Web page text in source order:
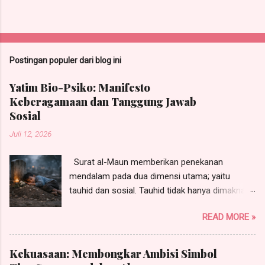
Postingan populer dari blog ini
Yatim Bio-Psiko: Manifesto
Keberagamaan dan Tanggung Jawab
Sosial
Juli 12, 2026
Surat al-Maun memberikan penekanan
mendalam pada dua dimensi utama; yaitu
tauhid dan sosial. Tauhid tidak hanya dimaknai
tetapi juga sebagai fondasi moral yang
menuntun perilaku manusia dalam kehidupan
sehari-hari. Penolakan terhadap tauhid berarti
pengingkaran terhadap agama itu sendiri, yang
READ MORE »
Kekuasaan: Membongkar Ambisi Simbol